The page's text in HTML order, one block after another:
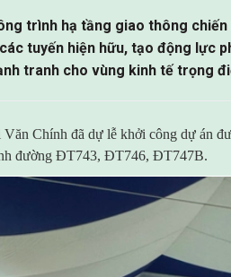
trình hạ tầng giao thông
tuyến hiện hữu, tạo động lực
tranh cho vùng kinh tế trọng
Chính đã dự lễ khởi công dự án
đường ĐT743, ĐT746, ĐT747B.